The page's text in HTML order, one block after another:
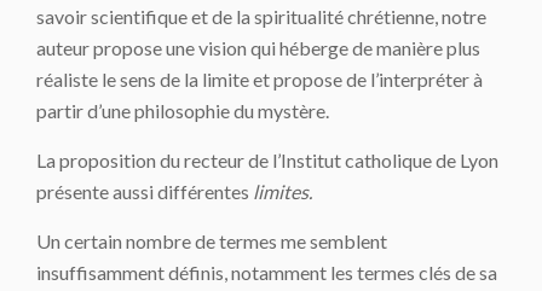
savoir scientifique et de la spiritualité chrétienne, notre
auteur propose une vision qui héberge de manière plus
réaliste le sens de la limite et propose de l’interpréter à
partir d’une philosophie du mystère.
La proposition du recteur de l’Institut catholique de Lyon
présente aussi différentes limites.
Un certain nombre de termes me semblent
insuffisamment définis, notamment les termes clés de sa